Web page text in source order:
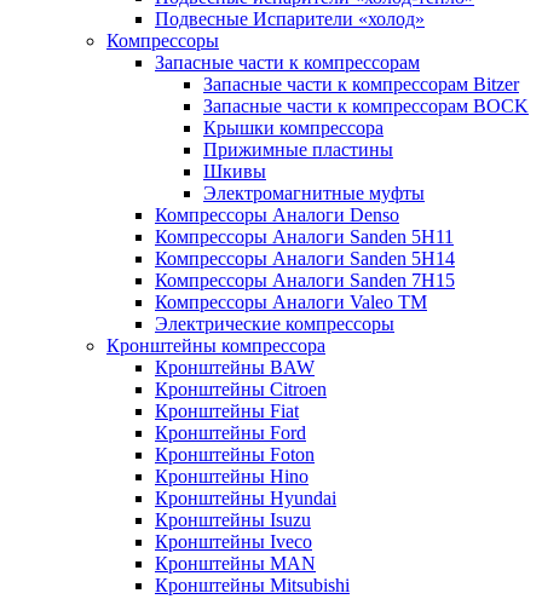
Подвесные Испарители «холод»
Компрессоры
Запасные части к компрессорам
Запасные части к компрессорам Bitzer
Запасные части к компрессорам BOCK
Крышки компрессора
Прижимные пластины
Шкивы
Электромагнитные муфты
Компрессоры Аналоги Denso
Компрессоры Аналоги Sanden 5H11
Компрессоры Аналоги Sanden 5H14
Компрессоры Аналоги Sanden 7H15
Компрессоры Аналоги Valeo ТМ
Электрические компрессоры
Кронштейны компрессора
Кронштейны BAW
Кронштейны Citroen
Кронштейны Fiat
Кронштейны Ford
Кронштейны Foton
Кронштейны Hino
Кронштейны Hyundai
Кронштейны Isuzu
Кронштейны Iveco
Кронштейны MAN
Кронштейны Mitsubishi